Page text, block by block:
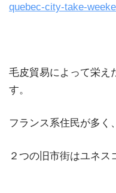
quebec-city-take-
毛皮貿易によって栄え
す。
フランス系住民が多く
２つの旧市街はユネス